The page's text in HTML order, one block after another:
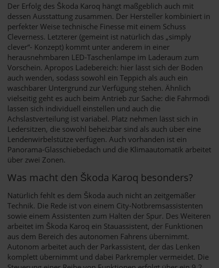
Der Erfolg des Škoda Karoq hängt maßgeblich auch mit
dessen Ausstattung zusammen. Der Hersteller kombiniert in
perfekter Weise technische Finesse mit einem Schuss
Cleverness. Letzterer (gemeint ist natürlich das „simply
clever“- Konzept) kommt unter anderem in einer
herausnehmbaren LED-Taschenlampe im Laderaum zum
Vorschein. Apropos Ladebereich: hier lässt sich der Boden
auch wenden, sodass sowohl ein Teppich als auch ein
waschbarer Untergrund zur Verfügung stehen. Ähnlich
vielseitig geht es auch beim Antrieb zur Sache: die Fahrmodi
lassen sich individuell einstellen und auch die
Achslastverteilung ist variabel. Platz nehmen lässt sich in
Ledersitzen, die sowohl beheizbar sind als auch über eine
Lendenwirbelstütze verfügen. Auch vorhanden ist ein
Panorama-Glasschiebedach und die Klimaautomatik arbeitet
über zwei Zonen.
Was macht den Škoda Karoq besonders?
Natürlich fehlt es dem Škoda auch nicht an zeitgemäßer
Technik. Die Rede ist von einem City-Notbremsassistenten
sowie einem Assistenten zum Halten der Spur. Des Weiteren
arbeitet im Škoda Karoq ein Stauassistent, der Funktionen
aus dem Bereich des autonomen Fahrens übernimmt.
Autonom arbeitet auch der Parkassistent, der das Lenken
komplett übernimmt und dabei Parkrempler vermeidet. Die